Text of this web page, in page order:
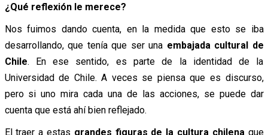
¿Qué reflexión le merece?
Nos fuimos dando cuenta, en la medida que esto se iba
desarrollando, que tenía que ser una embajada cultural de
Chile. En ese sentido, es parte de la identidad de la
Universidad de Chile. A veces se piensa que es discurso,
pero si uno mira cada una de las acciones, se puede dar
cuenta que está ahí bien reflejado.
El traer a estas grandes figuras de la cultura chilenaque